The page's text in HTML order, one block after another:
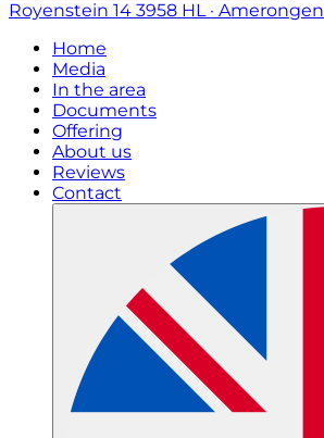
Royenstein 14 3958 HL · Amerongen
Home
Media
In the area
Documents
Offering
About us
Reviews
Contact